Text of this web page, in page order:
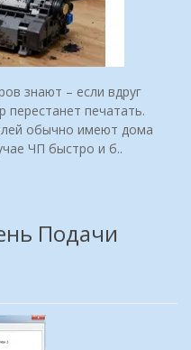
знают – если вдруг
перестанет печатать.
обычно имеют дома
ЧП быстро и б..
Подачи